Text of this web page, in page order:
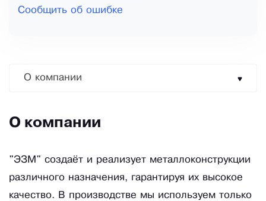
Сообщить об ошибке
О компании
О компании
"ЭЗМ" создаёт и реализует металлоконструкции
различного назначения, гарантируя их высокое
качество. В производстве мы используем только